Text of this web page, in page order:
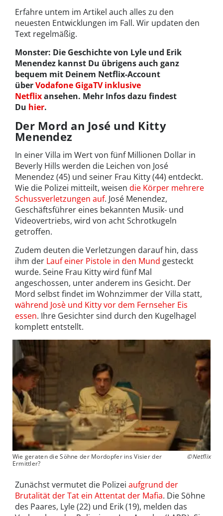
Erfahre untem im Artikel auch alles zu den
neuesten Entwicklungen im Fall. Wir updaten den
Text regelmäßig.
Monster: Die Geschichte von Lyle und Erik
Menendez kannst Du übrigens auch ganz
bequem mit Deinem Netflix-Account
überVodafone GigaTV inklusive
Netflixansehen. Mehr Infos dazu findest
Du hier.
Der Mord an José und Kitty
Menendez
In einer Villa im Wert von fünf Millionen Dollar in
Beverly Hills werden die Leichen von José
Menendez (45) und seiner Frau Kitty (44) entdeckt.
Wie die Polizei mitteilt, weisen die Körper mehrere
Schussverletzungen auf. José Menendez,
Geschäftsführer eines bekannten Musik- und
Videovertriebs, wird von acht Schrotkugeln
getroffen.
Zudem deuten die Verletzungen darauf hin, dass
ihm der Lauf einer Pistole in den Mund gesteckt
wurde. Seine Frau Kitty wird fünf Mal
angeschossen, unter anderem ins Gesicht. Der
Mord selbst findet im Wohnzimmer der Villa statt,
während Josè und Kitty vor dem Fernseher Eis
essen. Ihre Gesichter sind durch den Kugelhagel
komplett entstellt.
Wie geraten die Söhne der Mordopfer ins Visier der
Ermittler?
©Netflix
Zunächst vermutet die Polizei aufgrund der
Brutalität der Tat ein Attentat der Mafia. Die Söhne
des Paares, Lyle (22) und Erik (19), melden das